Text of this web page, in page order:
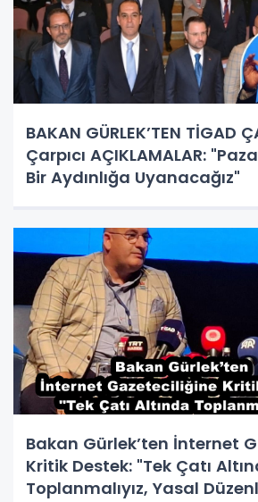
BAKAN GÜRLEK’TEN TİGAD
Çarpıcı AÇIKLAMALAR:
Bir Aydınlığa Uyanacağız"
Bakan Gürlek’ten İnternet
Kritik Destek: "Tek Çatı
Toplanmalıyız, Yasal